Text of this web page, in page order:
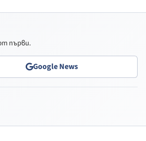
първи.
Google News